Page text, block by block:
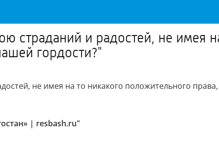
страданий и радостей, не имея
гордости?"
не имея на то никакого положительного
| resbash.ru"